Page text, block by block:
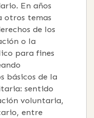
En años
otros temas
de los
o la
para fines
básicos de la
sentido
voluntaria,
entre